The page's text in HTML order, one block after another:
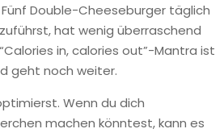
Double-Cheeseburger täglich
hat wenig überraschend
in, calories out”-Mantra ist
geht noch weiter.
Wenn du dich
machen könntest, kann es